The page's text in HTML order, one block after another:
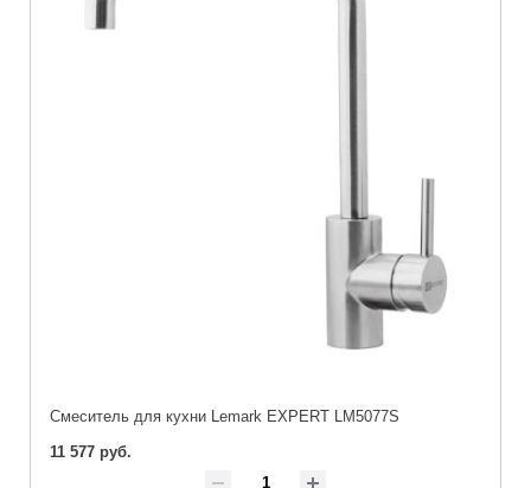
Cмеситель для кухни Lemark EXPERT LM5077S
11 577 руб.